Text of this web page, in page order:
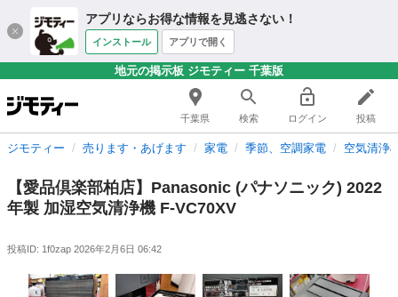
アプリならお得な情報を見逃さない！
インストール アプリで開く
地元の掲示板 ジモティー 千葉版
千葉県 検索 ログイン 投稿
ジモティー 売ります・あげます 家電 季節、空調家電 空気清浄
【愛品倶楽部柏店】Panasonic (パナソニック) 2022
年製 加湿空気清浄機 F-VC70XV
投稿ID: 1f0zap 2026年2月6日 06:42